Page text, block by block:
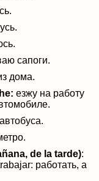
сапоги.
дома.
езжу на работу
ñana, de la tarde):
работать, a